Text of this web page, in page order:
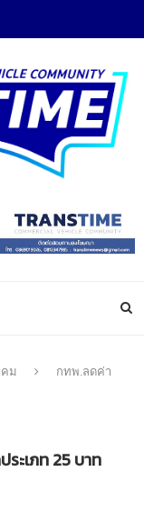
ม
กทพ.ลดค่า
ะเภท 25 บาท